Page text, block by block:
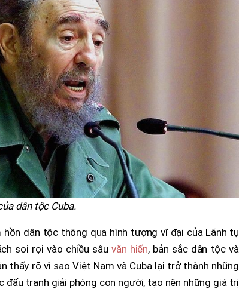
dân tộc Cuba.
dân tộc thông qua hình tượng vĩ đại của Lãnh tụ
soi rọi vào chiều sâu văn hiến, bản sắc dân tộc và
thấy rõ vì sao Việt Nam và Cuba lại trở thành những
tranh giải phóng con người, tạo nên những giá trị